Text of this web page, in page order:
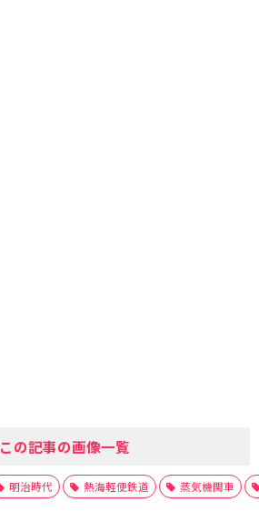
この記事の画像一覧
明治時代 熱海軽便鉄道 蒸気機関車